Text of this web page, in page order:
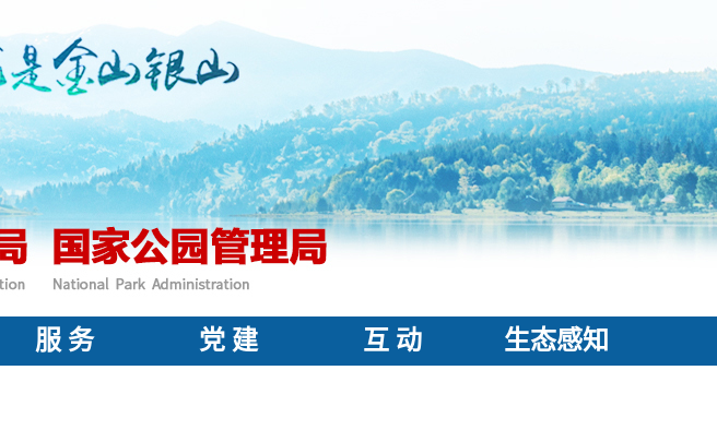
服 务 党 建 互 动 生态感知